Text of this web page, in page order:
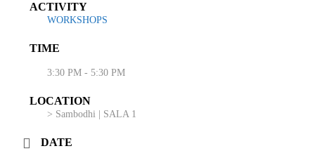
ACTIVITY
WORKSHOPS
TIME
3:30 PM - 5:30 PM
LOCATION
> Sambodhi | SALA 1
DATE